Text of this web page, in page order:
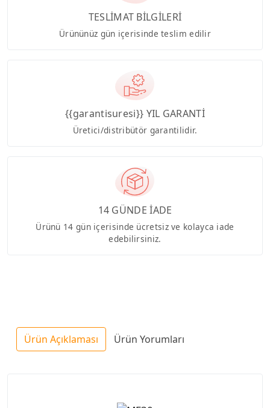
TESLİMAT BİLGİLERİ
Ürününüz gün içerisinde teslim edilir
{{garantisuresi}} YIL GARANTİ
Üretici/distribütör garantilidir.
14 GÜNDE İADE
Ürünü 14 gün içerisinde ücretsiz ve kolayca iade
edebilirsiniz.
Ürün Açıklaması Ürün Yorumları